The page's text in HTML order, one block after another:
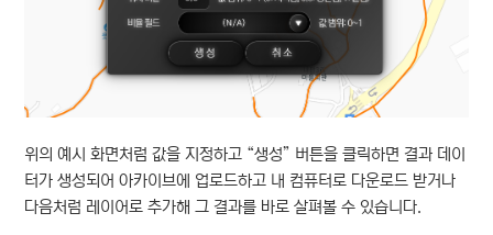
위의 예시 화면처럼 값을 지정하고 “생성” 버튼을 클릭하면 결과 데이
터가 생성되어 아카이브에 업로드하고 내 컴퓨터로 다운로드 받거나
다음처럼 레이어로 추가해 그 결과를 바로 살펴볼 수 있습니다.